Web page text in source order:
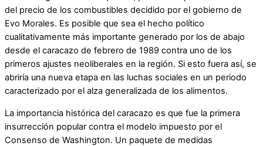
del precio de los combustibles decidido por el gobierno de
Evo Morales. Es posible que sea el hecho político
cualitativamente más importante generado por los de abajo
desde el caracazo de febrero de 1989 contra uno de los
primeros ajustes neoliberales en la región. Si esto fuera así, se
abriría una nueva etapa en las luchas sociales en un periodo
caracterizado por el alza generalizada de los alimentos.
La importancia histórica del caracazo es que fue la primera
insurrección popular contra el modelo impuesto por el
Consenso de Washington. Un paquete de medidas